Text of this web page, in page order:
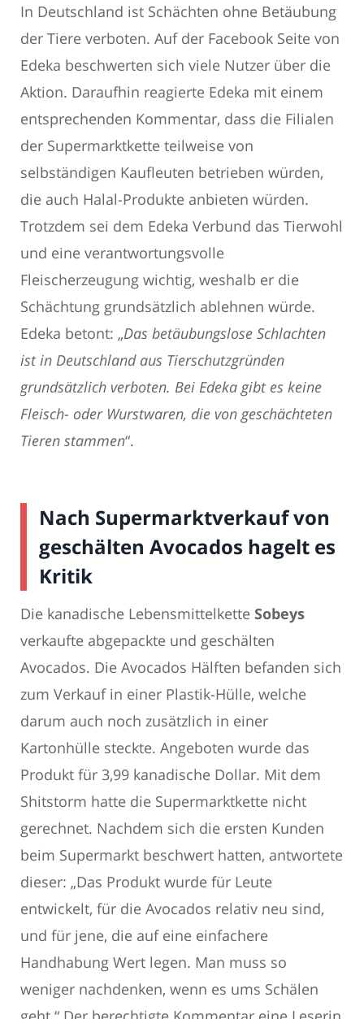
In Deutschland ist Schächten ohne Betäubung
der Tiere verboten. Auf der Facebook Seite von
Edeka beschwerten sich viele Nutzer über die
Aktion. Daraufhin reagierte Edeka mit einem
entsprechenden Kommentar, dass die Filialen
der Supermarktkette teilweise von
selbständigen Kaufleuten betrieben würden,
die auch Halal-Produkte anbieten würden.
Trotzdem sei dem Edeka Verbund das Tierwohl
und eine verantwortungsvolle
Fleischerzeugung wichtig, weshalb er die
Schächtung grundsätzlich ablehnen würde.
Edeka betont: „Das betäubungslose Schlachten
ist in Deutschland aus Tierschutzgründen
grundsätzlich verboten. Bei Edeka gibt es keine
Fleisch- oder Wurstwaren, die von geschächteten
Tieren stammen“.
Nach Supermarktverkauf von
geschälten Avocados hagelt es
Kritik
Die kanadische Lebensmittelkette Sobeys
verkaufte abgepackte und geschälten
Avocados. Die Avocados Hälften befanden sich
zum Verkauf in einer Plastik-Hülle, welche
darum auch noch zusätzlich in einer
Kartonhülle steckte. Angeboten wurde das
Produkt für 3,99 kanadische Dollar. Mit dem
Shitstorm hatte die Supermarktkette nicht
gerechnet. Nachdem sich die ersten Kunden
beim Supermarkt beschwert hatten, antwortete
dieser: „Das Produkt wurde für Leute
entwickelt, für die Avocados relativ neu sind,
und für jene, die auf eine einfachere
Handhabung Wert legen. Man muss so
weniger nachdenken, wenn es ums Schälen